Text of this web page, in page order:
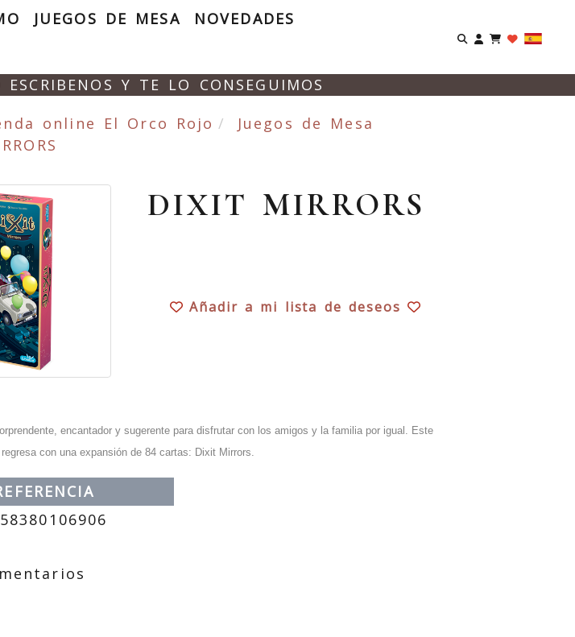
JUEGOS DE MESA
NOVEDADES
Y TE LO CONSEGUIMOS
online El Orco Rojo
Juegos de Mesa
DIXIT MIRRORS
Añadir a mi lista de deseos
encantador y sugerente para disfrutar con los amigos y la familia por igual. Este
con una expansión de 84 cartas: Dixit Mirrors.